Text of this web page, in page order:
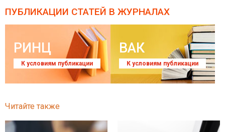
ПУБЛИКАЦИИ СТАТЕЙ В ЖУРНАЛАХ
РИНЦ
К условиям публикации
ВАК
К условиям публикации
Читайте также